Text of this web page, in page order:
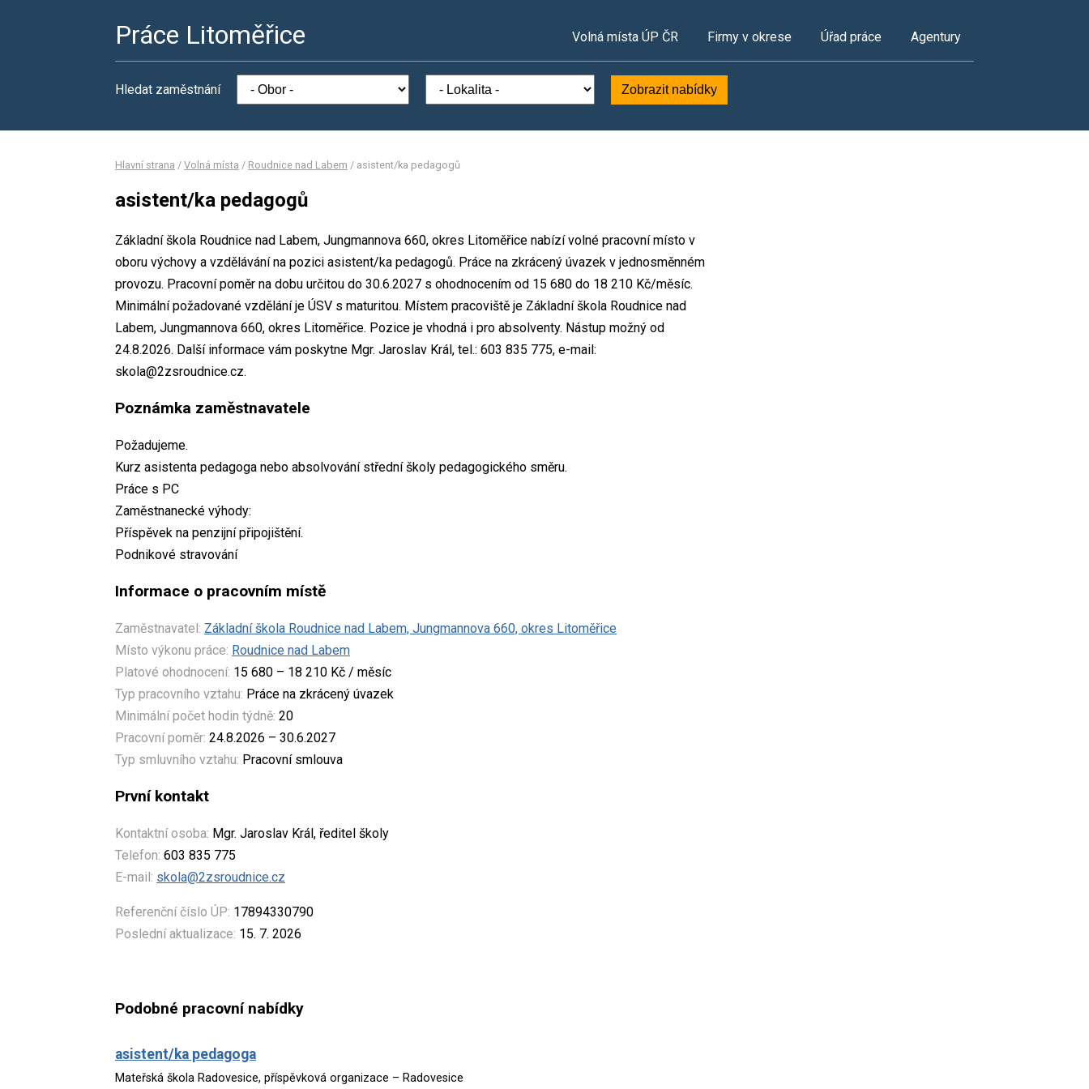
Práce Litoměřice Volná místa ÚP ČR Firmy v okrese Úřad práce Agentury
Hledat zaměstnání Zobrazit nabídky
Hlavní strana / Volná místa / Roudnice nad Labem / asistent/ka pedagogů
asistent/ka pedagogů
Základní škola Roudnice nad Labem, Jungmannova 660, okres Litoměřice nabízí volné pracovní místo v
oboru výchovy a vzdělávání na pozici asistent/ka pedagogů. Práce na zkrácený úvazek v jednosměnném
provozu. Pracovní poměr na dobu určitou do 30.6.2027 s ohodnocením od 15 680 do 18 210 Kč/měsíc.
Minimální požadované vzdělání je ÚSV s maturitou. Místem pracoviště je Základní škola Roudnice nad
Labem, Jungmannova 660, okres Litoměřice. Pozice je vhodná i pro absolventy. Nástup možný od
24.8.2026. Další informace vám poskytne Mgr. Jaroslav Král, tel.: 603 835 775, e-mail:
skola@2zsroudnice.cz.
Poznámka zaměstnavatele
Požadujeme.
Kurz asistenta pedagoga nebo absolvování střední školy pedagogického směru.
Práce s PC
Zaměstnanecké výhody:
Příspěvek na penzijní připojištění.
Podnikové stravování
Informace o pracovním místě
Zaměstnavatel: Základní škola Roudnice nad Labem, Jungmannova 660, okres Litoměřice
Místo výkonu práce: Roudnice nad Labem
Platové ohodnocení: 15 680 – 18 210 Kč / měsíc
Typ pracovního vztahu: Práce na zkrácený úvazek
Minimální počet hodin týdně: 20
Pracovní poměr: 24.8.2026 – 30.6.2027
Typ smluvního vztahu: Pracovní smlouva
První kontakt
Kontaktní osoba: Mgr. Jaroslav Král, ředitel školy
Telefon: 603 835 775
E-mail: skola@2zsroudnice.cz
Referenční číslo ÚP: 17894330790
Poslední aktualizace: 15. 7. 2026
Podobné pracovní nabídky
asistent/ka pedagoga
Mateřská škola Radovesice, příspěvková organizace – Radovesice